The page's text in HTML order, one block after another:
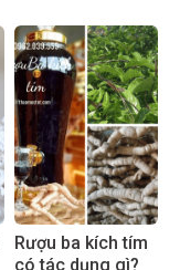
Rượu ba kích tím
có tác dụng gì?